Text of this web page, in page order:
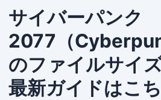
サイバーパンク
2077（
のファイルサイ
最新ガイドはこち